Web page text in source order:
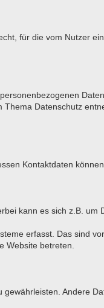
für die vom Nutzer
Datenschutz
Kontaktdaten
kann es sich z.B. um
erfasst. Das sind
Website betreten.
Andere